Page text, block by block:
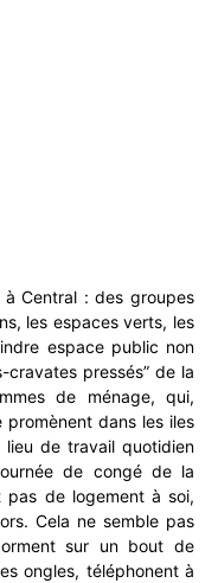
à Central : des groupes
les espaces verts, les
espace public non
cravates pressés” de la
de ménage, qui,
promènent dans les iles
lieu de travail quotidien
de congé de la
pas de logement à soi,
Cela ne semble pas
sur un bout de
ongles, téléphonent à